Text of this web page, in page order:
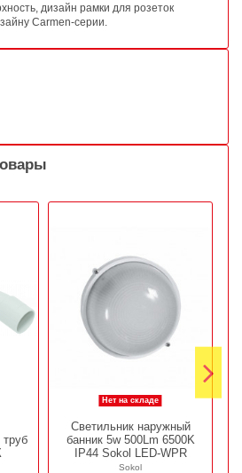
дизайн рамки для розеток
Carmen-серии.
Нет на складе
Светильник наружный
банник 5w 500Lm 6500K
IP44 Sokol LED-WPR
Sokol